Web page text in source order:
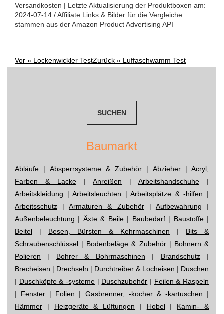
Versandkosten | Letzte Aktualisierung der Produktboxen am:
2024-07-14 / Affiliate Links & Bilder für die Vergleiche
stammen aus der Amazon Product Advertising API
Post
Vor » Lockenwickler TestZurück « Luffaschwamm Test
Baumarkt
Abläufe | Absperrsysteme & Zubehör | Abzieher| Acryl,
Farben & Lacke | Anreißen | Arbeitshandschuhe |
Arbeitskleidung |Arbeitsleuchten |Arbeitsplätze & -hilfen |
Arbeitsschutz |Armaturen & Zubehör| Aufbewahrung |
Außenbeleuchtung | Äxte & Beile| Baubedarf| Baustoffe|
Beitel | Besen, Bürsten & Kehrmaschinen | Bits &
Schraubenschlüssel | Bodenbeläge & Zubehör| Bohnern &
Polieren | Bohrer & Bohrmaschinen | Brandschutz|
Brecheisen | Drechseln | Durchtreiber & Locheisen | Duschen
| Duschköpfe & -systeme | Duschzubehör | Feilen & Raspeln
| Fenster | Folien | Gasbrenner, -kocher & -kartuschen |
Hämmer | Heizgeräte & Lüftungen | Hobel| Kamin- &